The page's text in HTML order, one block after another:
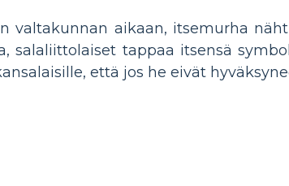
valtakunnan aikaan, itsemurha
salaliittolaiset tappaa itsensä
että jos he eivät